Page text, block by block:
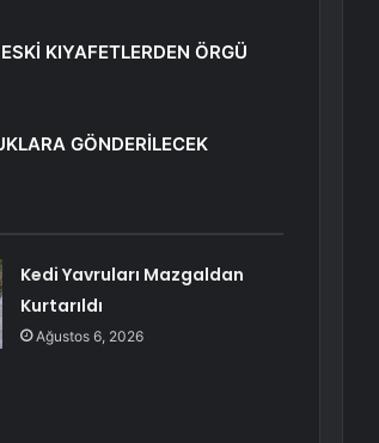
KIYAFETLERDEN ÖRGÜ
GÖNDERİLECEK
Kedi Yavruları Mazgaldan
Kurtarıldı
Ağustos 6, 2026